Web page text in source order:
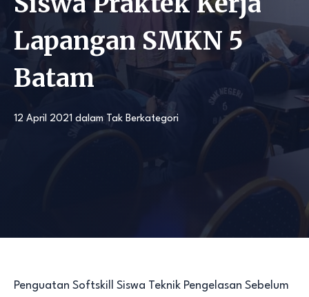
Lapangan SMKN 5
Batam
12 April 2021 dalam Tak Berkategori
Penguatan Softskill Siswa Teknik Pengelasan Sebelum